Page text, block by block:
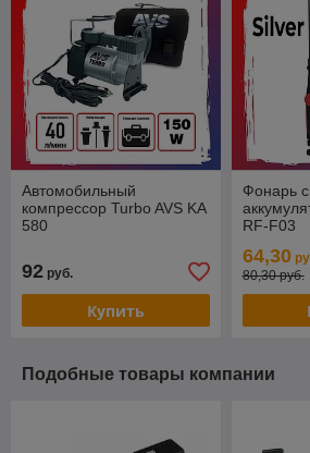
Автомобильный
компрессор Turbo AVS KA
580
92 руб.
Купить
Фонарь
RF-F03
64,30
80,30 руб.
Подобные товары компании